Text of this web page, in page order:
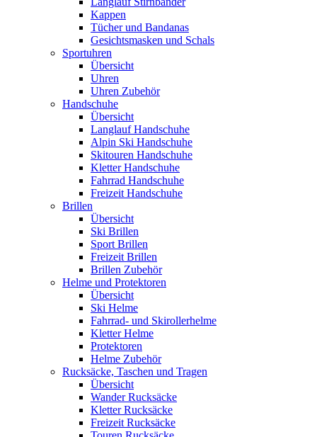
Kappen
Tücher und Bandanas
Gesichtsmasken und Schals
Sportuhren
Übersicht
Uhren
Uhren Zubehör
Handschuhe
Übersicht
Langlauf Handschuhe
Alpin Ski Handschuhe
Skitouren Handschuhe
Kletter Handschuhe
Fahrrad Handschuhe
Freizeit Handschuhe
Brillen
Übersicht
Ski Brillen
Sport Brillen
Freizeit Brillen
Brillen Zubehör
Helme und Protektoren
Übersicht
Ski Helme
Fahrrad- und Skirollerhelme
Kletter Helme
Protektoren
Helme Zubehör
Rucksäcke, Taschen und Tragen
Übersicht
Wander Rucksäcke
Kletter Rucksäcke
Freizeit Rucksäcke